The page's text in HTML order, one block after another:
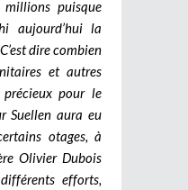
puisque
aujourd’hui la
dire combien
et autres
pour le
Suellen aura eu
otages, à
Olivier Dubois
efforts,